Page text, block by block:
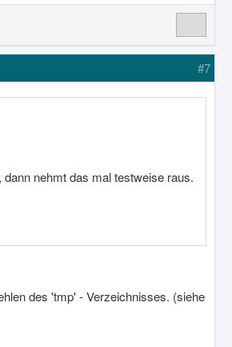
#7
dann nehmt das mal testweise raus.
des 'tmp' - Verzeichnisses. (siehe